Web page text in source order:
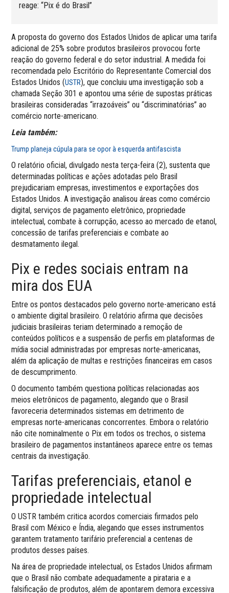
reage: “Pix é do Brasil”
A proposta do governo dos Estados Unidos de aplicar uma tarifa
adicional de 25% sobre produtos brasileiros provocou forte
reação do governo federal e do setor industrial. A medida foi
recomendada pelo Escritório do Representante Comercial dos
Estados Unidos (USTR), que concluiu uma investigação sob a
chamada Seção 301 e apontou uma série de supostas práticas
brasileiras consideradas “irrazoáveis” ou “discriminatórias” ao
comércio norte-americano.
Leia também:
Trump planeja cúpula para se opor à esquerda antifascista
O relatório oficial, divulgado nesta terça-feira (2), sustenta que
determinadas políticas e ações adotadas pelo Brasil
prejudicariam empresas, investimentos e exportações dos
Estados Unidos. A investigação analisou áreas como comércio
digital, serviços de pagamento eletrônico, propriedade
intelectual, combate à corrupção, acesso ao mercado de etanol,
concessão de tarifas preferenciais e combate ao
desmatamento ilegal.
Pix e redes sociais entram na
mira dos EUA
Entre os pontos destacados pelo governo norte-americano está
o ambiente digital brasileiro. O relatório afirma que decisões
judiciais brasileiras teriam determinado a remoção de
conteúdos políticos e a suspensão de perfis em plataformas de
mídia social administradas por empresas norte-americanas,
além da aplicação de multas e restrições financeiras em casos
de descumprimento.
O documento também questiona políticas relacionadas aos
meios eletrônicos de pagamento, alegando que o Brasil
favoreceria determinados sistemas em detrimento de
empresas norte-americanas concorrentes. Embora o relatório
não cite nominalmente o Pix em todos os trechos, o sistema
brasileiro de pagamentos instantâneos aparece entre os temas
centrais da investigação.
Tarifas preferenciais, etanol e
propriedade intelectual
O USTR também critica acordos comerciais firmados pelo
Brasil com México e Índia, alegando que esses instrumentos
garantem tratamento tarifário preferencial a centenas de
produtos desses países.
Na área de propriedade intelectual, os Estados Unidos afirmam
que o Brasil não combate adequadamente a pirataria e a
falsificação de produtos, além de apontarem demora excessiva